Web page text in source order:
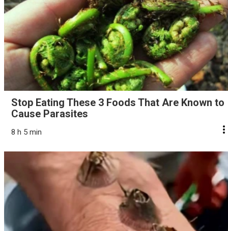
Stop Eating These 3 Foods That Are Known to
Cause Parasites
8 h 5 min